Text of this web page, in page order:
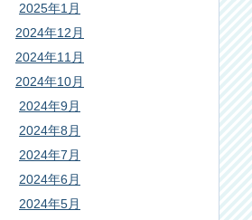
2025年1月
2024年12月
2024年11月
2024年10月
2024年9月
2024年8月
2024年7月
2024年6月
2024年5月